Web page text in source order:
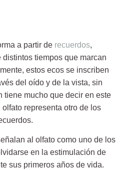
a partir de recuerdos,
tiempos que marcan
estos ecos se inscriben
del oído y de la vista, sin
tiene mucho que decir en este
olfato representa otro de los
al olfato como uno de los
en la estimulación de
sus primeros años de vida.